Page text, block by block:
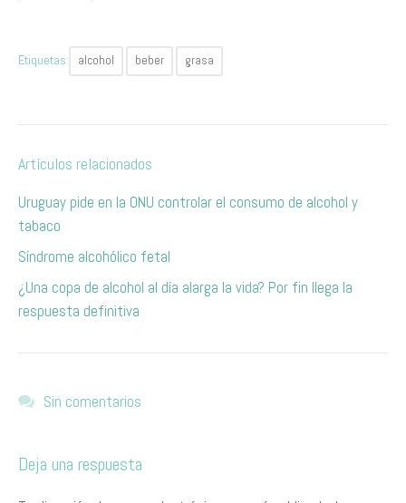
Etiquetas: alcohol beber grasa
Artículos relacionados
Uruguay pide en la ONU controlar el consumo de alcohol y
tabaco
Síndrome alcohólico fetal
¿Una copa de alcohol al día alarga la vida? Por fin llega la
respuesta definitiva
Sin comentarios
Deja una respuesta